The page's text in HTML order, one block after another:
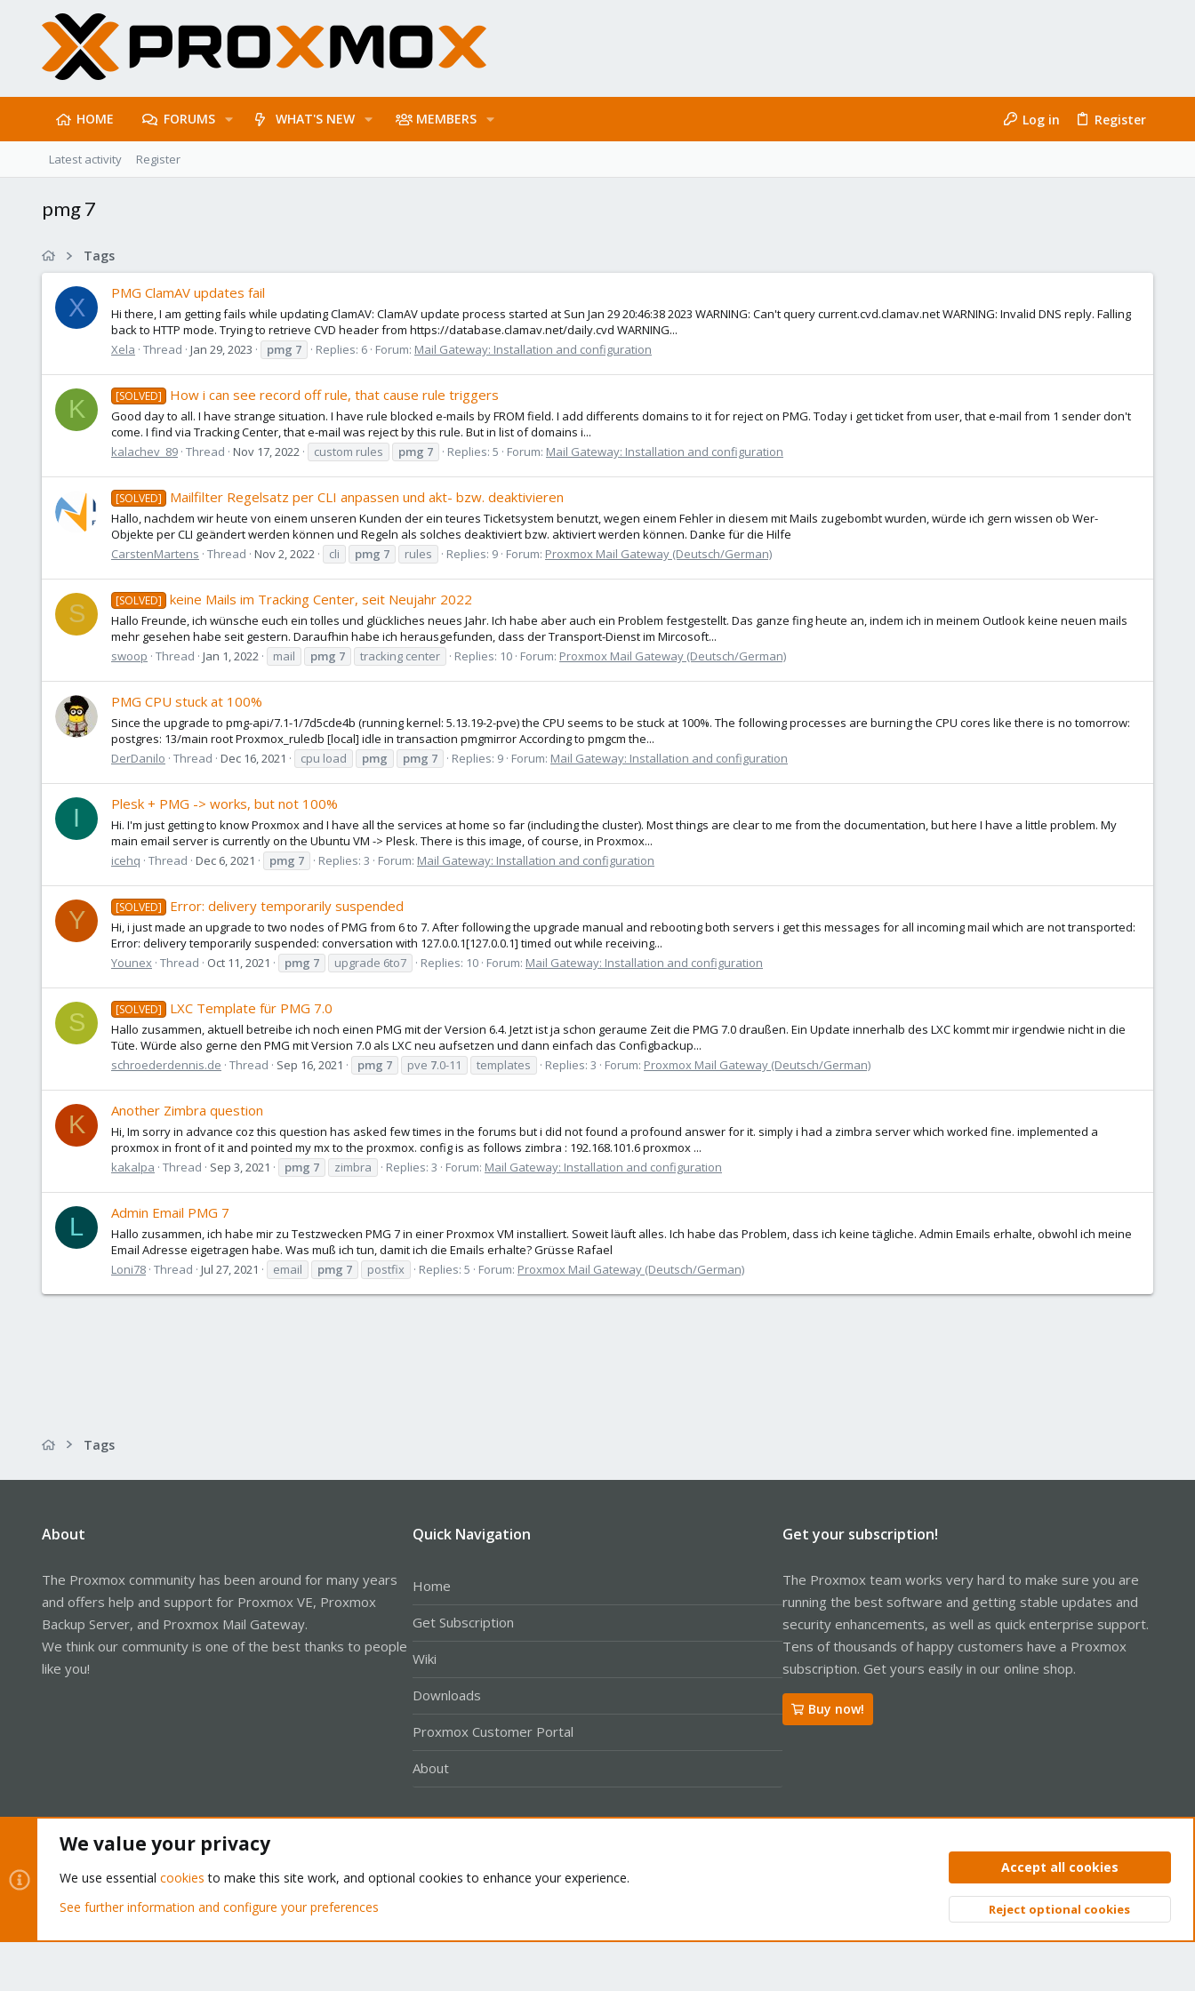
HOME FORUMS WHAT'S NEW MEMBERS Log in Register
Latest activity Register
pmg 7
Tags
X
PMG ClamAV updates fail
Hi there, I am getting fails while updating ClamAV: ClamAV update process started at Sun Jan 29 20:46:38 2023 WARNING: Can't query current.cvd.clamav.net WARNING: Invalid DNS reply. Falling
back to HTTP mode. Trying to retrieve CVD header from https://database.clamav.net/daily.cvd WARNING...
Xela Thread Jan 29, 2023 pmg 7 Replies: 6 Forum: Mail Gateway: Installation and configuration
K [SOLVED] How i can see record off rule, that cause rule triggers
Good day to all. I have strange situation. I have rule blocked e-mails by FROM field. I add differents domains to it for reject on PMG. Today i get ticket from user, that e-mail from 1 sender don't
come. I find via Tracking Center, that e-mail was reject by this rule. But in list of domains i...
kalachev_89 Thread Nov 17, 2022 custom rules pmg 7 Replies: 5 Forum: Mail Gateway: Installation and configuration
[SOLVED] Mailfilter Regelsatz per CLI anpassen und akt- bzw. deaktivieren
Hallo, nachdem wir heute von einem unseren Kunden der ein teures Ticketsystem benutzt, wegen einem Fehler in diesem mit Mails zugebombt wurden, würde ich gern wissen ob Wer-
Objekte per CLI geändert werden können und Regeln als solches deaktiviert bzw. aktiviert werden können. Danke für die Hilfe
CarstenMartens Thread Nov 2, 2022 cli pmg 7 rules Replies: 9 Forum: Proxmox Mail Gateway (Deutsch/German)
S [SOLVED] keine Mails im Tracking Center, seit Neujahr 2022
Hallo Freunde, ich wünsche euch ein tolles und glückliches neues Jahr. Ich habe aber auch ein Problem festgestellt. Das ganze fing heute an, indem ich in meinem Outlook keine neuen mails
mehr gesehen habe seit gestern. Daraufhin habe ich herausgefunden, dass der Transport-Dienst im Mircosoft...
swoop Thread Jan 1, 2022 mail pmg 7 tracking center Replies: 10 Forum: Proxmox Mail Gateway (Deutsch/German)
PMG CPU stuck at 100%
Since the upgrade to pmg-api/7.1-1/7d5cde4b (running kernel: 5.13.19-2-pve) the CPU seems to be stuck at 100%. The following processes are burning the CPU cores like there is no tomorrow:
postgres: 13/main root Proxmox_ruledb [local] idle in transaction pmgmirror According to pmgcm the...
DerDanilo Thread Dec 16, 2021 cpu load pmg pmg 7 Replies: 9 Forum: Mail Gateway: Installation and configuration
I
Plesk + PMG -> works, but not 100%
Hi. I'm just getting to know Proxmox and I have all the services at home so far (including the cluster). Most things are clear to me from the documentation, but here I have a little problem. My
main email server is currently on the Ubuntu VM -> Plesk. There is this image, of course, in Proxmox...
icehq Thread Dec 6, 2021 pmg 7 Replies: 3 Forum: Mail Gateway: Installation and configuration
Y [SOLVED] Error: delivery temporarily suspended
Hi, i just made an upgrade to two nodes of PMG from 6 to 7. After following the upgrade manual and rebooting both servers i get this messages for all incoming mail which are not transported:
Error: delivery temporarily suspended: conversation with 127.0.0.1[127.0.0.1] timed out while receiving...
Younex Thread Oct 11, 2021 pmg 7 upgrade 6to7 Replies: 10 Forum: Mail Gateway: Installation and configuration
S [SOLVED] LXC Template für PMG 7.0
Hallo zusammen, aktuell betreibe ich noch einen PMG mit der Version 6.4. Jetzt ist ja schon geraume Zeit die PMG 7.0 draußen. Ein Update innerhalb des LXC kommt mir irgendwie nicht in die
Tüte. Würde also gerne den PMG mit Version 7.0 als LXC neu aufsetzen und dann einfach das Configbackup...
schroederdennis.de Thread Sep 16, 2021 pmg 7 pve 7.0-11 templates Replies: 3 Forum: Proxmox Mail Gateway (Deutsch/German)
K
Another Zimbra question
Hi, Im sorry in advance coz this question has asked few times in the forums but i did not found a profound answer for it. simply i had a zimbra server which worked fine. implemented a
proxmox in front of it and pointed my mx to the proxmox. config is as follows zimbra : 192.168.101.6 proxmox ...
kakalpa Thread Sep 3, 2021 pmg 7 zimbra Replies: 3 Forum: Mail Gateway: Installation and configuration
L
Admin Email PMG 7
Hallo zusammen, ich habe mir zu Testzwecken PMG 7 in einer Proxmox VM installiert. Soweit läuft alles. Ich habe das Problem, dass ich keine tägliche. Admin Emails erhalte, obwohl ich meine
Email Adresse eigetragen habe. Was muß ich tun, damit ich die Emails erhalte? Grüsse Rafael
Loni78 Thread Jul 27, 2021 email pmg 7 postfix Replies: 5 Forum: Proxmox Mail Gateway (Deutsch/German)
Tags
About
The Proxmox community has been around for many years
and offers help and support for Proxmox VE, Proxmox
Backup Server, and Proxmox Mail Gateway.
We think our community is one of the best thanks to people
like you!
Quick Navigation
Home
Get Subscription
Wiki
Downloads
Proxmox Customer Portal
About
Get your subscription!
The Proxmox team works very hard to make sure you are
running the best software and getting stable updates and
security enhancements, as well as quick enterprise support.
Tens of thousands of happy customers have a Proxmox
subscription. Get yours easily in our online shop.
Buy now!
Privacy policy Help Home
Community platform by XenForo® © 2010-2026 XenForo Ltd. Top
We value your privacy
We use essential cookies to make this site work, and optional cookies to enhance your experience.
See further information and configure your preferences
Accept all cookies
Reject optional cookies